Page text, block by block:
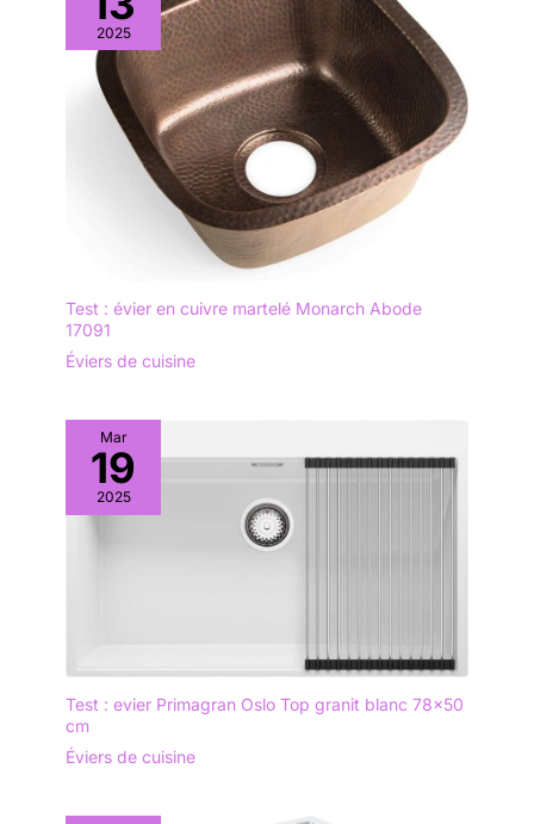
un large éventail d’activités,
l’installation peut être adaptée
de manière flexible à vos
habitudes d’installation de
poignée.
2025
Test : évier en cuivre martelé Monarch Abode
17091
Éviers de cuisine
Mar
19
2025
Test : evier Primagran Oslo Top granit blanc 78×50
cm
Éviers de cuisine